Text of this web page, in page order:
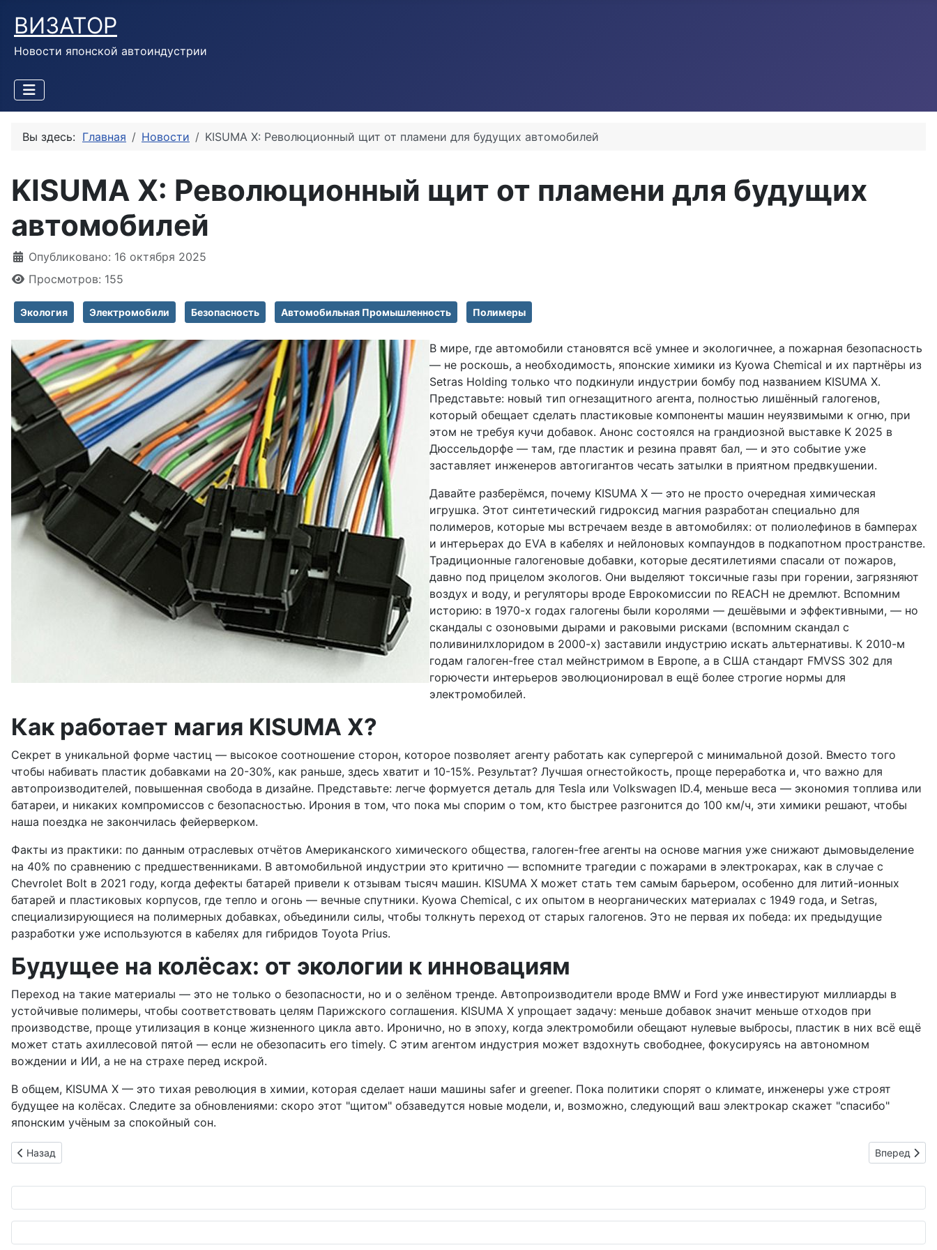
ВИЗАТОР
Новости японской автоиндустрии
Вы здесь: Главная Новости KISUMA X: Революционный щит от пламени для будущих автомобилей
KISUMA X: Революционный щит от пламени для будущих
автомобилей
Информация о материале
Опубликовано: 16 октября 2025
Просмотров: 155
Экология Электромобили Безопасность Автомобильная Промышленность Полимеры
В мире, где автомобили становятся всё умнее и экологичнее, а пожарная безопасность
— не роскошь, а необходимость, японские химики из Kyowa Chemical и их партнёры из
Setras Holding только что подкинули индустрии бомбу под названием KISUMA X.
Представьте: новый тип огнезащитного агента, полностью лишённый галогенов,
который обещает сделать пластиковые компоненты машин неуязвимыми к огню, при
этом не требуя кучи добавок. Анонс состоялся на грандиозной выставке K 2025 в
Дюссельдорфе — там, где пластик и резина правят бал, — и это событие уже
заставляет инженеров автогигантов чесать затылки в приятном предвкушении.
Давайте разберёмся, почему KISUMA X — это не просто очередная химическая
игрушка. Этот синтетический гидроксид магния разработан специально для
полимеров, которые мы встречаем везде в автомобилях: от полиолефинов в бамперах
и интерьерах до EVA в кабелях и нейлоновых компаундов в подкапотном пространстве.
Традиционные галогеновые добавки, которые десятилетиями спасали от пожаров,
давно под прицелом экологов. Они выделяют токсичные газы при горении, загрязняют
воздух и воду, и регуляторы вроде Еврокомиссии по REACH не дремлют. Вспомним
историю: в 1970-х годах галогены были королями — дешёвыми и эффективными, — но
скандалы с озоновыми дырами и раковыми рисками (вспомним скандал с
поливинилхлоридом в 2000-х) заставили индустрию искать альтернативы. К 2010-м
годам галоген-free стал мейнстримом в Европе, а в США стандарт FMVSS 302 для
горючести интерьеров эволюционировал в ещё более строгие нормы для
электромобилей.
Как работает магия KISUMA X?
Секрет в уникальной форме частиц — высокое соотношение сторон, которое позволяет агенту работать как супергерой с минимальной дозой. Вместо того
чтобы набивать пластик добавками на 20-30%, как раньше, здесь хватит и 10-15%. Результат? Лучшая огнестойкость, проще переработка и, что важно для
автопроизводителей, повышенная свобода в дизайне. Представьте: легче формуется деталь для Tesla или Volkswagen ID.4, меньше веса — экономия топлива или
батареи, и никаких компромиссов с безопасностью. Ирония в том, что пока мы спорим о том, кто быстрее разгонится до 100 км/ч, эти химики решают, чтобы
наша поездка не закончилась фейерверком.
Факты из практики: по данным отраслевых отчётов Американского химического общества, галоген-free агенты на основе магния уже снижают дымовыделение
на 40% по сравнению с предшественниками. В автомобильной индустрии это критично — вспомните трагедии с пожарами в электрокарах, как в случае с
Chevrolet Bolt в 2021 году, когда дефекты батарей привели к отзывам тысяч машин. KISUMA X может стать тем самым барьером, особенно для литий-ионных
батарей и пластиковых корпусов, где тепло и огонь — вечные спутники. Kyowa Chemical, с их опытом в неорганических материалах с 1949 года, и Setras,
специализирующиеся на полимерных добавках, объединили силы, чтобы толкнуть переход от старых галогенов. Это не первая их победа: их предыдущие
разработки уже используются в кабелях для гибридов Toyota Prius.
Будущее на колёсах: от экологии к инновациям
Переход на такие материалы — это не только о безопасности, но и о зелёном тренде. Автопроизводители вроде BMW и Ford уже инвестируют миллиарды в
устойчивые полимеры, чтобы соответствовать целям Парижского соглашения. KISUMA X упрощает задачу: меньше добавок значит меньше отходов при
производстве, проще утилизация в конце жизненного цикла авто. Иронично, но в эпоху, когда электромобили обещают нулевые выбросы, пластик в них всё ещё
может стать ахиллесовой пятой — если не обезопасить его timely. С этим агентом индустрия может вздохнуть свободнее, фокусируясь на автономном
вождении и ИИ, а не на страхе перед искрой.
В общем, KISUMA X — это тихая революция в химии, которая сделает наши машины safer и greener. Пока политики спорят о климате, инженеры уже строят
будущее на колёсах. Следите за обновлениями: скоро этот "щитом" обзаведутся новые модели, и, возможно, следующий ваш электрокар скажет "спасибо"
японским учёным за спокойный сон.
Предыдущий: Uber Taxi мчится по Японии: бронирование такси теперь в 38 префектурах, и это только начало!
Назад Следующий:
Вперед